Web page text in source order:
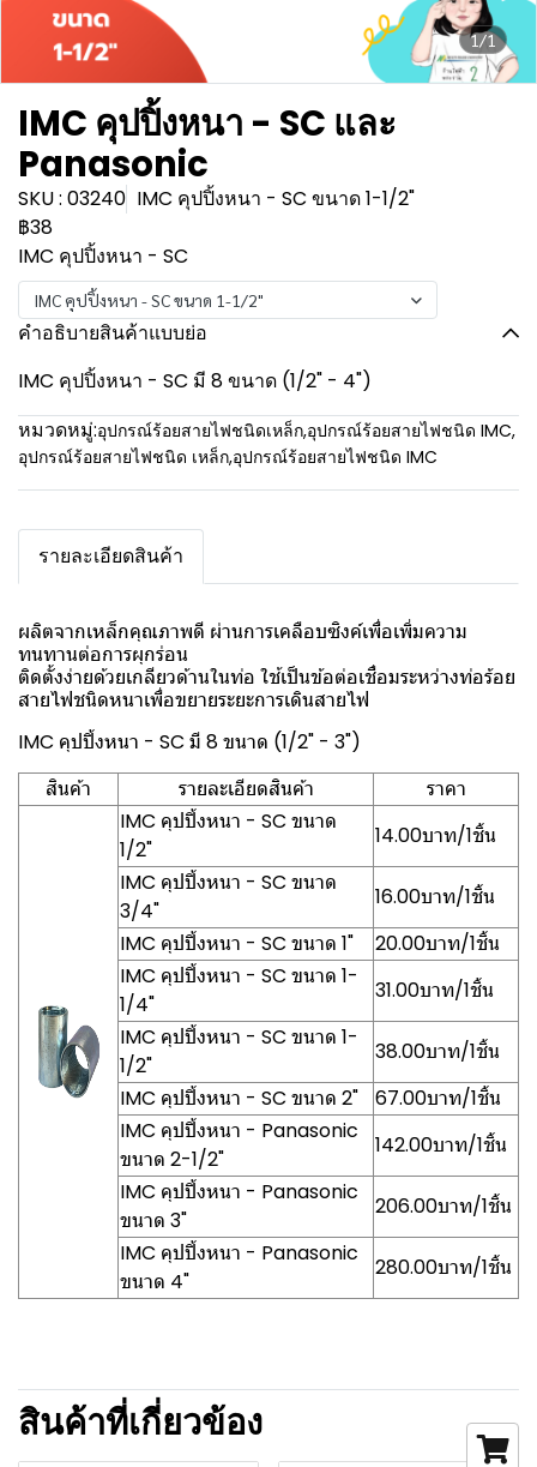
1/1
IMC คุปปิ้งหนา - SC และ
Panasonic
SKU : 03240 IMC คุปปิ้งหนา - SC ขนาด 1-1/2"
฿38
IMC คุปปิ้งหนา - SC
IMC คุปปิ้งหนา - SC ขนาด 1-1/2"
คำอธิบายสินค้าแบบย่อ
IMC คุปปิ้งหนา - SC มี 8 ขนาด (1/2" - 4")
หมวดหมู่:อุปกรณ์ร้อยสายไฟชนิดเหล็ก,อุปกรณ์ร้อยสายไฟชนิด IMC,
อุปกรณ์ร้อยสายไฟชนิด เหล็ก,อุปกรณ์ร้อยสายไฟชนิด IMC
รายละเอียดสินค้า
ผลิตจากเหล็กคุณภาพดี ผ่านการเคลือบซิงค์เพื่อเพิ่มความ
ทนทานต่อการผุกร่อน
ติดตั้งง่ายด้วยเกลียวด้านในท่อ ใช้เป็นข้อต่อเชื่อมระหว่างท่อร้อย
สายไฟชนิดหนาเพื่อขยายระยะการเดินสายไฟ
IMC คุปปิ้งหนา - SC มี 8 ขนาด (1/2" - 3")
สินค้า
รายละเอียดสินค้า
ราคา
IMC คุปปิ้งหนา - SC ขนาด
1/2"
14.00บาท/1ชิ้น
IMC คุปปิ้งหนา - SC ขนาด
3/4"
16.00บาท/1ชิ้น
IMC คุปปิ้งหนา - SC ขนาด 1"
20.00บาท/1ชิ้น
IMC คุปปิ้งหนา - SC ขนาด 1-
1/4"
31.00บาท/1ชิ้น
IMC คุปปิ้งหนา - SC ขนาด 1-
1/2"
38.00บาท/1ชิ้น
IMC คุปปิ้งหนา - SC ขนาด 2"
67.00บาท/1ชิ้น
IMC คุปปิ้งหนา - Panasonic
ขนาด 2-1/2"
142.00บาท/1ชิ้น
IMC คุปปิ้งหนา - Panasonic
ขนาด 3"
206.00บาท/1ชิ้น
IMC คุปปิ้งหนา - Panasonic
ขนาด 4"
280.00บาท/1ชิ้น
สินค้าที่เกี่ยวข้อง